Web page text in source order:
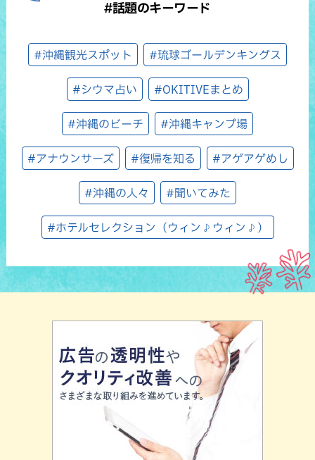
#話題のキーワード
#沖縄観光スポット #琉球ゴールデンキングス
#シウマ占い #OKITIVEまとめ
#沖縄のビーチ #沖縄キャンプ場
#アナウンサーズ #復帰を知る #アゲアゲめし
#沖縄の人々 #聞いてみた
#ホテルセレクション（ウィン♪ウィン♪）